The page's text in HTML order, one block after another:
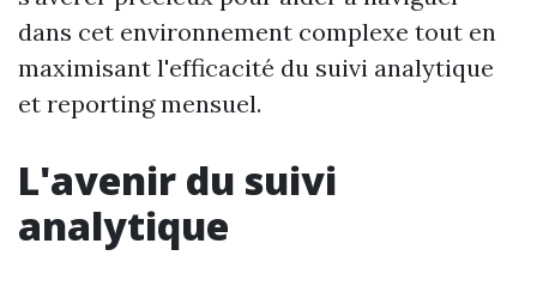
dans cet environnement complexe tout en
maximisant l'efficacité du suivi analytique
et reporting mensuel.
L'avenir du suivi
analytique